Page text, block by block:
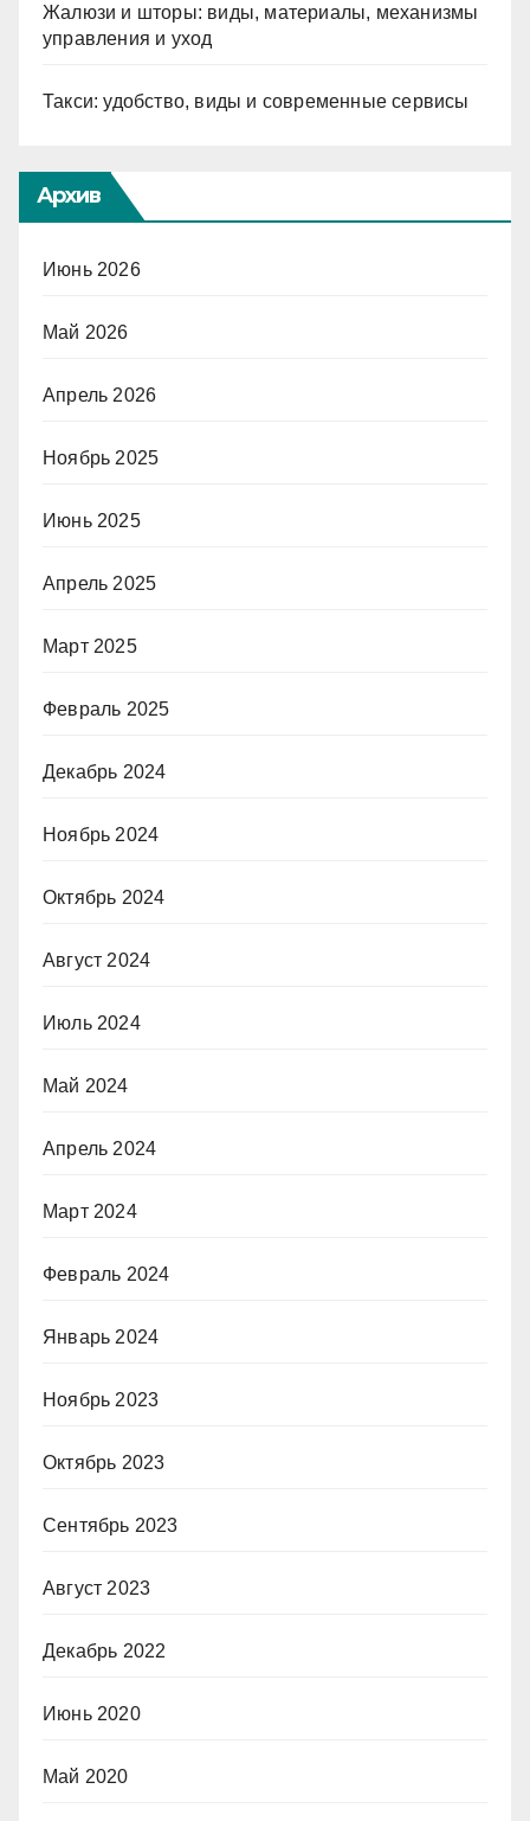
Жалюзи и шторы: виды, материалы, механизмы
управления и уход
Такси: удобство, виды и современные сервисы
Архив
Июнь 2026
Май 2026
Апрель 2026
Ноябрь 2025
Июнь 2025
Апрель 2025
Март 2025
Февраль 2025
Декабрь 2024
Ноябрь 2024
Октябрь 2024
Август 2024
Июль 2024
Май 2024
Апрель 2024
Март 2024
Февраль 2024
Январь 2024
Ноябрь 2023
Октябрь 2023
Сентябрь 2023
Август 2023
Декабрь 2022
Июнь 2020
Май 2020